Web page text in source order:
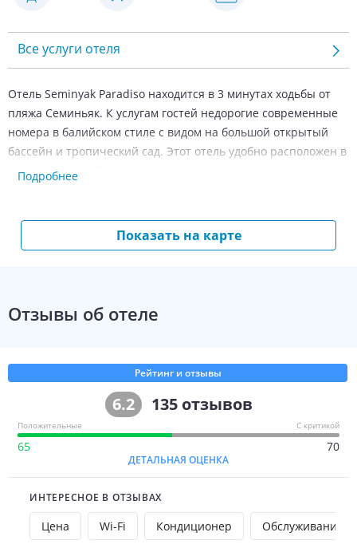
Все услуги отеля
Отель Seminyak Paradiso находится в 3 минутах ходьбы от
пляжа Семиньяк. К услугам гостей недорогие современные
номера в балийском стиле с видом на большой открытый
бассейн и тропический сад. Этот отель удобно расположен в
модном районе Бали с множеством развлекательных
От отеля Seminyak Paradiso за 15 минут можно доехать до
популярного города Кута, а за 25 минут - до международного
Номера отеля Seminyak Paradiso располагают собственным
собственной ванной комнате установлен душ с горячей/
холодной водой. Круглосуточно производится доставка еды
и напитков в номер.
В спа-салоне Paradiso можно заказать массажные и
косметические процедуры. Гостям предоставляется
трансфер от/до аэропорта, а также услуги по организации
экскурсий. Вы можете воспользоваться услугами прачечной
и химчистки.
Подробнее
Показать на карте
Отзывы об отеле
Рейтинг и отзывы
6.2 135 отзывов
Положительные С критикой
65 70
ДЕТАЛЬНАЯ ОЦЕНКА
ИНТЕРЕСНОЕ В ОТЗЫВАХ
Цена Wi-Fi Кондиционер Обслуживание